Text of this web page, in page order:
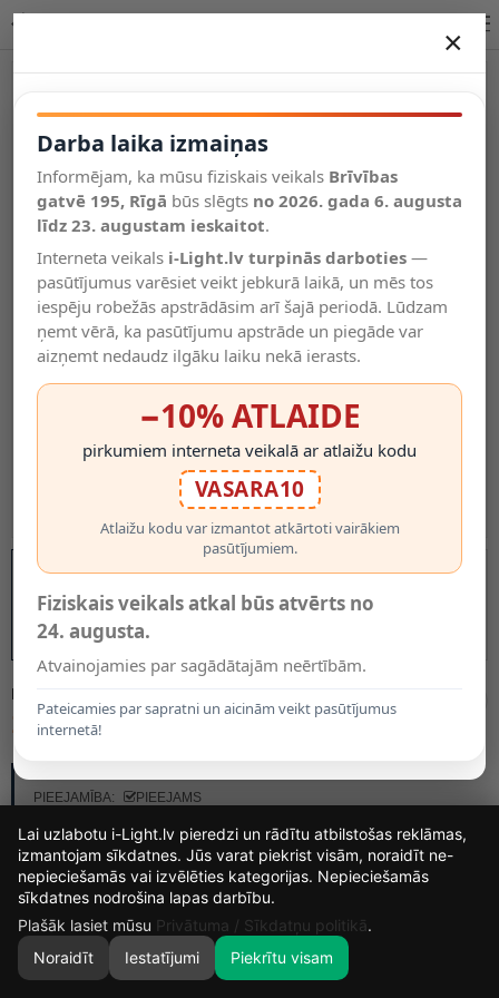
Salīdzināt
Vēlmju
saraksts
Valodas
0
MODELIS:
18.99€
PIEEJAMĪBA:
PIEEJAMS
×
Darba laika izmaiņas
Informējam, ka mūsu fiziskais veikals Brīvības
gatvē 195, Rīgā būs slēgts no 2026. gada 6. augusta
līdz 23. augustam ieskaitot.
Interneta veikals i-Light.lv turpinās darboties —
pasūtījumus varēsiet veikt jebkurā laikā, un mēs tos
iespēju robežās apstrādāsim arī šajā periodā. Lūdzam
ņemt vērā, ka pasūtījumu apstrāde un piegāde var
aizņemt nedaudz ilgāku laiku nekā ierasts.
−10% ATLAIDE
pirkumiem interneta veikalā ar atlaižu kodu
VASARA10
Atlaižu kodu var izmantot atkārtoti vairākiem
pasūtījumiem.
Fiziskais veikals atkal būs atvērts no
24. augusta.
Atvainojamies par sagādātajām neērtībām.
Pateicamies par sapratni un aicinām veikt pasūtījumus
internetā!
15
DIENAS
15
STUNDAS
43
MIN.
39
Lai uzlabotu i-Light.lv pieredzi un rādītu atbilstošas reklāmas,
izmantojam sīkdatnes. Jūs varat piekrist visām, noraidīt ne-
nepieciešamās vai izvēlēties kategorijas. Nepieciešamās
sīkdatnes nodrošina lapas darbību.
Plašāk lasiet mūsu Privātuma / Sīkdatņu politikā.
Noraidīt
Iestatījumi Piekrītu visam